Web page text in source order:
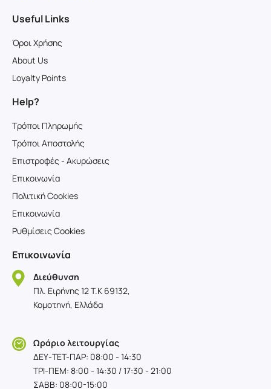
Useful Links
Όροι Χρήσης
About Us
Loyalty Points
Help?
Τρόποι Πληρωμής
Τρόποι Αποστολής
Επιστροφές - Ακυρώσεις
Επικοινωνία
Πολιτική Cookies
Επικοινωνία
Ρυθμίσεις Cookies
Επικοινωνία
Διεύθυνση
Πλ. Ειρήνης 12 T.K 69132,
Κομοτηνή, Ελλάδα
Ωράριο λειτουργίας
ΔΕΥ-TET-ΠΑΡ: 08:00 - 14:30
ΤΡΙ-ΠΕΜ: 8:00 - 14:30 / 17:30 - 21:00
ΣΑΒΒ: 08:00-15:00